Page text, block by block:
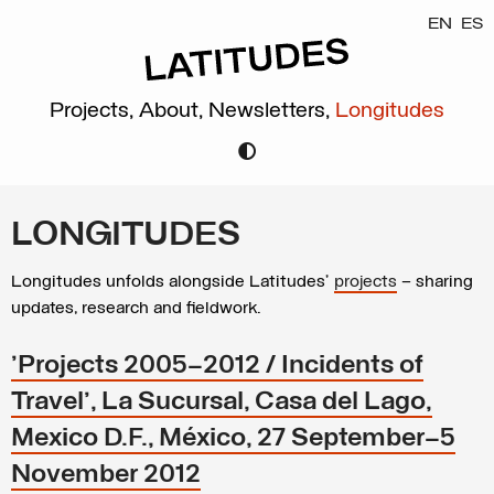
EN ES
Projects, About, Newsletters, Longitudes
LONGITUDES
Longitudes unfolds alongside Latitudes’ projects – sharing
updates, research and fieldwork.
'Projects 2005–2012 / Incidents of
Travel', La Sucursal, Casa del Lago,
Mexico D.F., México, 27 September–5
November 2012